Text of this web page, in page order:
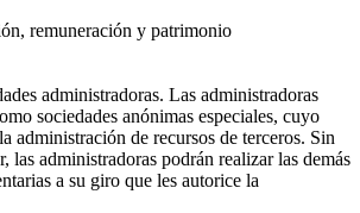
remuneración y patrimonio
administradoras. Las administradoras
sociedades anónimas especiales, cuyo
administración de recursos de terceros. Sin
las administradoras podrán realizar las demás
a su giro que les autorice la